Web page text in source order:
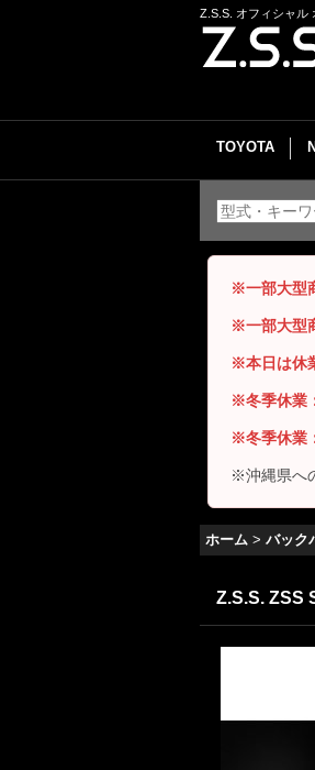
Z.S.S. オフィシャル
TOYOTA
※一部大型
※一部大型
※本日は休
※冬季休業
※冬季休業
※沖縄県へ
ホーム > バック
Z.S.S. ZSS